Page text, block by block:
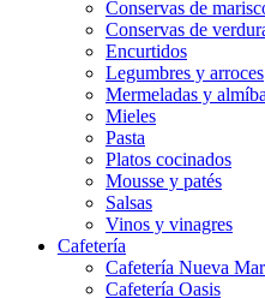
Conservas de
Conservas de
Encurtidos
Legumbres y arroces
Mermeladas y
Mieles
Pasta
Platos cocinados
Mousse y patés
Salsas
Vinos y vinagres
Cafetería
Cafetería Nueva
Cafetería Oasis